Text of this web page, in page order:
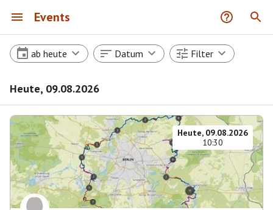
Events
ab heute Datum Filter
Heute, 09.08.2026
Heute, 09.08.2026
10:30